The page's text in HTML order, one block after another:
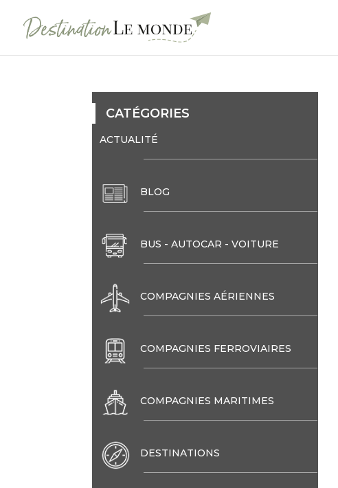
CATÉGORIES
ACTUALITÉ
BLOG
BUS - AUTOCAR - VOITURE
COMPAGNIES AÉRIENNES
COMPAGNIES FERROVIAIRES
COMPAGNIES MARITIMES
DESTINATIONS